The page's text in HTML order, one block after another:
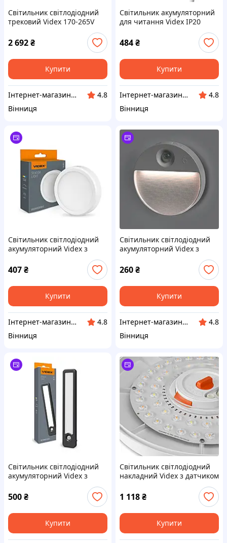
Cвітильник світлодіодний
трековий Videx 170-265V
30W 4100K Білий (VL-TR04-
304W)
2 692₴
Купити
Інтернет-магазин LED Ukraine
4.8
Вінниця
Світильник акумуляторний
для читання Videx IP20
Білий (VL-NL134W)
484₴
Купити
Інтернет-магазин LED Ukraine
4.8
Вінниця
Світильник світлодіодний
акумуляторний Videx з
100Lm 3000-4000-6500K
Білий (VL-NL090W)
407₴
Купити
Інтернет-магазин LED Ukraine
4.8
Вінниця
Світильник світлодіодний
акумуляторний Videx з
100Lm 3000-4000-6500K
Білий (VL-NL090W)
260₴
Купити
Інтернет-магазин LED Ukraine
4.8
Вінниця
Світильник світлодіодний
акумуляторний Videx з
120Lm 3000-4000-6500K
Чорний (VL-NL135B)
500₴
Купити
Світильник світлодіодний
накладний Videx з датчиком
руху 175-265V 20W 1600Lm
2700-6500K Сірий (VL-CLR-
200-2G)
1 118₴
Купити